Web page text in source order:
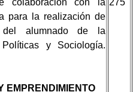
para la realización de
del alumnado de la
y Sociología.
EMPRENDIMIENTO